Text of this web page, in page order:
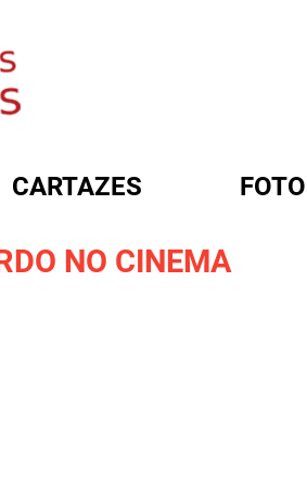
CARTAZES
NO CINEMA
DE BUSCA